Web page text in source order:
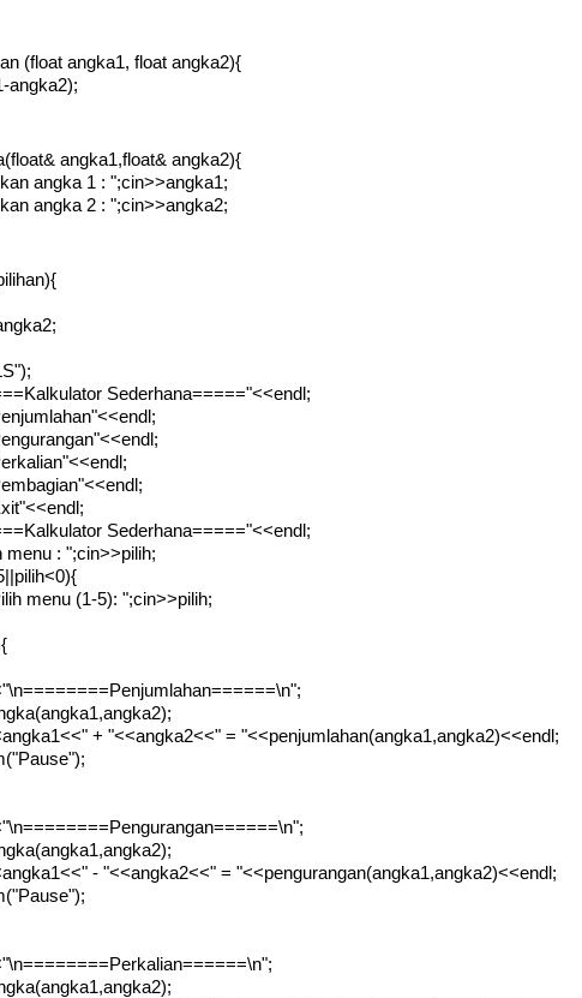
(float angka1, float angka2){
angka2);
angka1,float& angka2){
angka 1 : ";cin>>angka1;
angka 2 : ";cin>>angka2;
Sederhana====="<<endl;
Sederhana====="<<endl;
menu : ";cin>>pilih;
menu (1-5): ";cin>>pilih;
+ "<<angka2<<" = "<<penjumlahan(angka1,angka2)<<endl;
- "<<angka2<<" = "<<pengurangan(angka1,angka2)<<endl;